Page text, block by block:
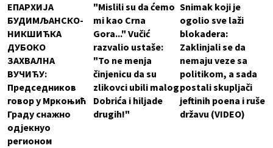
ЕПАРХИЈА
БУДИМЉАНСКО-
НИКШИЋКА
ДУБОКО
ЗАХВАЛНА
ВУЧИЋУ:
Председников
говор у Мркоњић
Граду снажно
одјекнуо
регионом
"Mislili su da ćemo
mi kao Crna
Gora..." Vučić
razvalio ustaše:
"To ne menja
činjenicu da su
zlikovci ubili malog
Dobrića i hiljade
drugih!"
Snimak koji je
ogolio sve laži
blokadera:
Zaklinjali se da
nemaju veze sa
politikom, a sada
postali skupljači
jeftinih poena i ruše
državu (VIDEO)